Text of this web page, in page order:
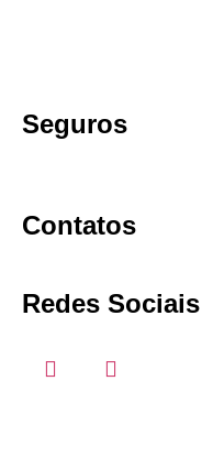
Seguros
Contatos
Redes Sociais